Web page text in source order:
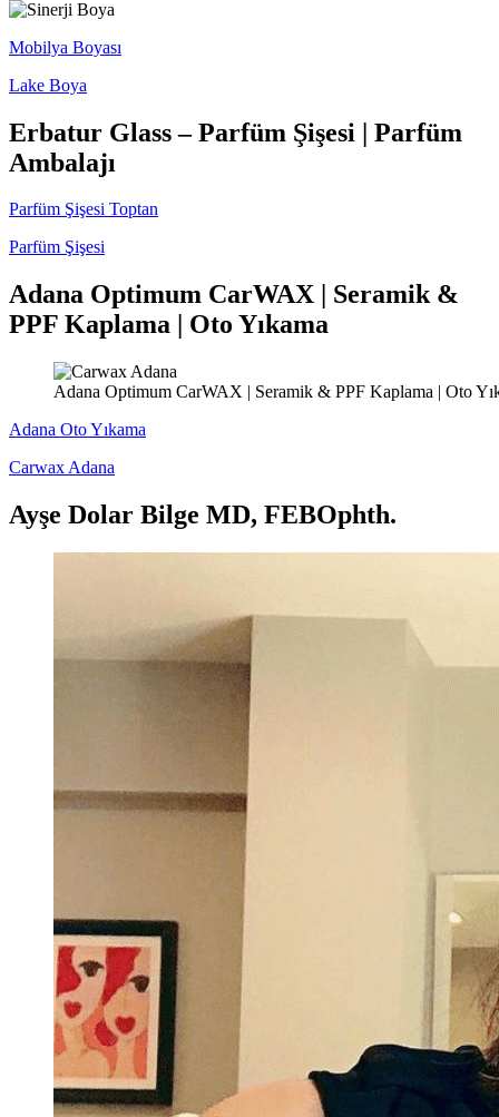
Mobilya Boyası
Lake Boya
Erbatur Glass – Parfüm Şişesi | Parfüm
Ambalajı
Parfüm Şişesi Toptan
Parfüm Şişesi
Adana Optimum CarWAX | Seramik &
PPF Kaplama | Oto Yıkama
Adana Optimum CarWAX | Seramik & PPF Kaplama | Oto
Adana Oto Yıkama
Carwax Adana
Ayşe Dolar Bilge MD, FEBOphth.